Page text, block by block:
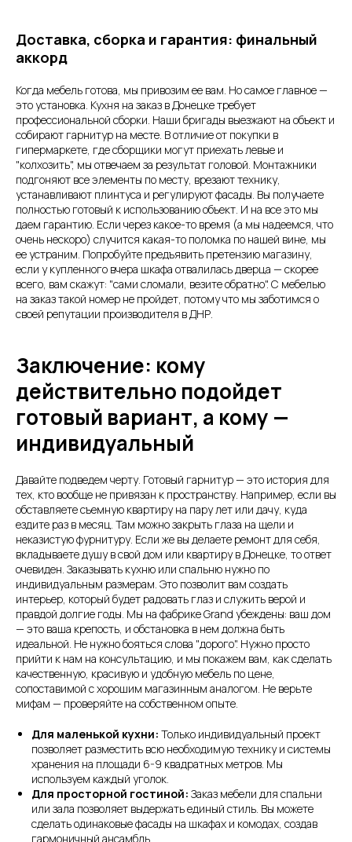
Доставка, сборка и гарантия: финальный
аккорд
Когда мебель готова, мы привозим ее вам. Но самое главное —
это установка. Кухня на заказ в Донецке требует
профессиональной сборки. Наши бригады выезжают на объект и
собирают гарнитур на месте. В отличие от покупки в
гипермаркете, где сборщики могут приехать левые и
"колхозить", мы отвечаем за результат головой. Монтажники
подгоняют все элементы по месту, врезают технику,
устанавливают плинтуса и регулируют фасады. Вы получаете
полностью готовый к использованию объект. И на все это мы
даем гарантию. Если через какое-то время (а мы надеемся, что
очень нескоро) случится какая-то поломка по нашей вине, мы
ее устраним. Попробуйте предъявить претензию магазину,
если у купленного вчера шкафа отвалилась дверца — скорее
всего, вам скажут: "сами сломали, везите обратно". С мебелью
на заказ такой номер не пройдет, потому что мы заботимся о
своей репутации производителя в ДНР.
Заключение: кому
действительно подойдет
готовый вариант, а кому —
индивидуальный
Давайте подведем черту. Готовый гарнитур — это история для
тех, кто вообще не привязан к пространству. Например, если вы
обставляете съемную квартиру на пару лет или дачу, куда
ездите раз в месяц. Там можно закрыть глаза на щели и
неказистую фурнитуру. Если же вы делаете ремонт для себя,
вкладываете душу в свой дом или квартиру в Донецке, то ответ
очевиден. Заказывать кухню или спальню нужно по
индивидуальным размерам. Это позволит вам создать
интерьер, который будет радовать глаз и служить верой и
правдой долгие годы. Мы на фабрике Grand убеждены: ваш дом
— это ваша крепость, и обстановка в нем должна быть
идеальной. Не нужно бояться слова "дорого". Нужно просто
прийти к нам на консультацию, и мы покажем вам, как сделать
качественную, красивую и удобную мебель по цене,
сопоставимой с хорошим магазинным аналогом. Не верьте
мифам — проверяйте на собственном опыте.
Для маленькой кухни: Только индивидуальный проект
позволяет разместить всю необходимую технику и системы
хранения на площади 6-9 квадратных метров. Мы
используем каждый уголок.
Для просторной гостиной: Заказ мебели для спальни
или зала позволяет выдержать единый стиль. Вы можете
сделать одинаковые фасады на шкафах и комодах, создав
гармоничный ансамбль.